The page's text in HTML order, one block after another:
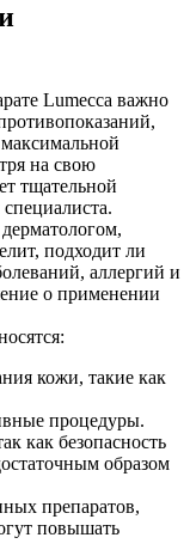
Lumecca важно
на свою
тщательной
подходит ли
аллергий и
о применении
кожи, такие как
процедуры.
как безопасность
образом
препаратов,
повышать